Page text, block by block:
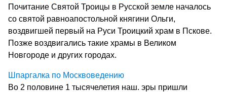
Почитание Святой Троицы в Русской земле началось
со святой равноапостольной княгини Ольги,
воздвигшей первый на Руси Троицкий храм в Пскове.
Позже воздвигались такие храмы в Великом
Новгороде и других городах.
Шпаргалка по Москвоведению
Во 2 половине 1 тысячелетия наш. эры пришли